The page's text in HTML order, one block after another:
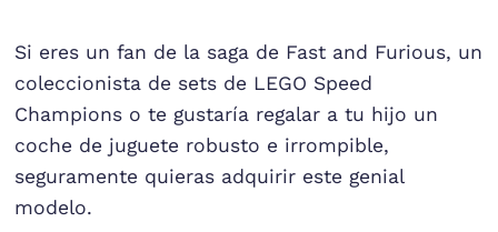
Si eres un fan de la saga de Fast and Furious, un
coleccionista de sets de LEGO Speed
Champions o te gustaría regalar a tu hijo un
coche de juguete robusto e irrompible,
seguramente quieras adquirir este genial
modelo.